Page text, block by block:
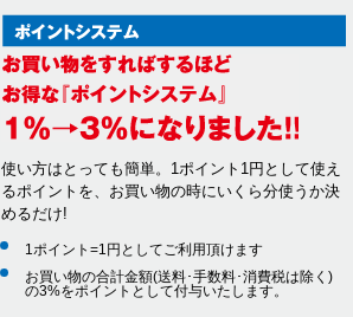
損害について一切の責任をも負わないもの
禁止事項
1. 当サイト上では以下の行為を禁止します。
(a) 他の会員、第三者又は当社の著作権
(b) 有害なコンピュータプログラム等を送
(c) 第三者に不利益を与える行為
(d) 営利を目的として当サイトを利用する
(e) 公序良俗に反する行為
(g) その他、法令に反する行為
2. 会員が当サイトの利用にあたり、第三
使い方はとっても簡単。1ポイント1円として使え
るポイントを、お買い物の時にいくら分使うか決
めるだけ!
1ポイント=1円としてご利用頂けます
お買い物の合計金額(送料･手数料･消費税は除く)
の3%をポイントとして付与いたします。